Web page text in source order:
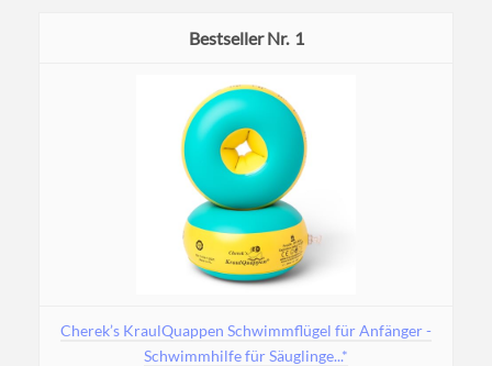
1
Cherek’s KraulQuappen Schwimmflügel für Anfänger -
Schwimmhilfe für Säuglinge...*